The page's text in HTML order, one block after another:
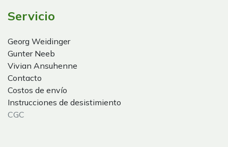
Servicio
Georg Weidinger
Gunter Neeb
Vivian Ansuhenne
Contacto
Costos de envío
Instrucciones de desistimiento
CGC